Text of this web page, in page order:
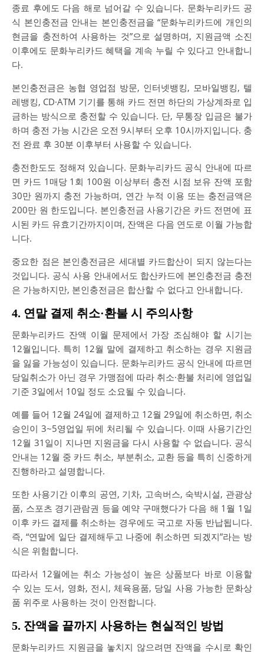
종료 후에도 다음 해로 넘어갈 수 있습니다. 문화누리카드 공
식 본인충전금 안내는 본인충전금을 “문화누리카드에 개인의
현금을 충전하여 사용하는 것”으로 설명하며, 지원금액 소진
이후에도 문화누리카드 혜택을 계속 누릴 수 있다고 안내합니
다.
본인충전금은 농협 영업점 방문, 인터넷뱅킹, 모바일뱅킹, 텔
레뱅킹, CD·ATM 기기를 통해 카드 전면 하단의 가상계좌로 입
금하는 방식으로 충전할 수 있습니다. 단, 무통장 입금은 불가
하며 충전 가능 시간은 오전 9시부터 오후 10시까지입니다. 충
전 완료 후 30분 이후부터 사용할 수 있습니다.
충전한도도 정해져 있습니다. 문화누리카드 공식 안내에 따르
면 카드 1매당 1회 100원 이상부터 충전 시점 보유 잔액 포함
30만 원까지 충전 가능하며, 연간 누적 이용 또는 충전금액은
200만 원 한도입니다. 본인충전금 사용기간은 카드 전면에 표
시된 카드 유효기간까지이며, 잔액은 다음 연도로 이월 가능합
니다.
중요한 점은 본인충전금은 세대별 카드합산이 되지 않는다는
것입니다. 공식 사용 안내에서도 합산카드에 본인충전금 충전
은 가능하지만, 본인충전금은 합산할 수 없다고 안내합니다.
4. 연말 결제 취소·환불 시 주의사항
문화누리카드 잔액 이월 문제에서 가장 조심해야 할 시기는
12월입니다. 특히 12월 말에 결제하고 취소하는 경우 지원금
을 잃을 가능성이 있습니다. 문화누리카드 공식 안내에 따르면
당일취소가 아닌 경우 가맹점에 따라 취소·환불 처리에 영업일
기준 3일에서 10일 정도 소요될 수 있습니다.
예를 들어 12월 24일에 결제하고 12월 29일에 취소하면, 취소
승인이 3~5영업일 뒤에 처리될 수 있습니다. 이때 사용기간인
12월 31일이 지나면 지원금을 다시 사용할 수 없습니다. 공식
안내는 12월 중 카드 취소, 부분취소, 교환 등을 특히 신중하게
진행하라고 설명합니다.
또한 사용기간 이후의 공연, 기차, 고속버스, 숙박시설, 관광상
품, 스포츠 경기관람권 등을 예약 구매했다가 다음 해 1월 1일
이후 카드 결제를 취소하는 경우에도 국고로 자동 반납됩니다.
즉, “연말에 일단 결제해두고 나중에 취소하면 되겠지”라는 방
식은 위험합니다.
따라서 12월에는 취소 가능성이 높은 상품보다 바로 이용할
수 있는 도서, 영화, 전시, 체육용품, 당일 사용 가능한 문화상
품 위주로 사용하는 것이 안전합니다.
5. 잔액을 끝까지 사용하는 현실적인 방법
문화누리카드 지원금을 놓치지 않으려면 잔액을 수시로 확인